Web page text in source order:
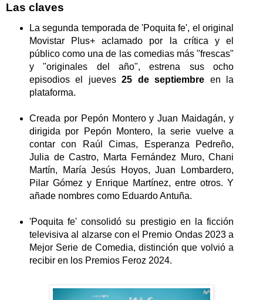
Las claves
La segunda temporada de 'Poquita fe', el original
Movistar Plus+ aclamado por la crítica y el
público como una de las comedias más "frescas"
y "originales del año", estrena sus ocho
episodios el jueves25 de septiembre en la
plataforma.
Creada por Pepón Montero y Juan Maidagán, y
dirigida por Pepón Montero, la serie vuelve a
contar con Raúl Cimas, Esperanza Pedreño,
Julia de Castro, Marta Fernández Muro, Chani
Martín, María Jesús Hoyos, Juan Lombardero,
Pilar Gómez y Enrique Martínez, entre otros. Y
añade nombres como Eduardo Antuña.
'Poquita fe' consolidó su prestigio en la ficción
televisiva al alzarse con el Premio Ondas 2023 a
Mejor Serie de Comedia, distinción que volvió a
recibir en los Premios Feroz 2024.